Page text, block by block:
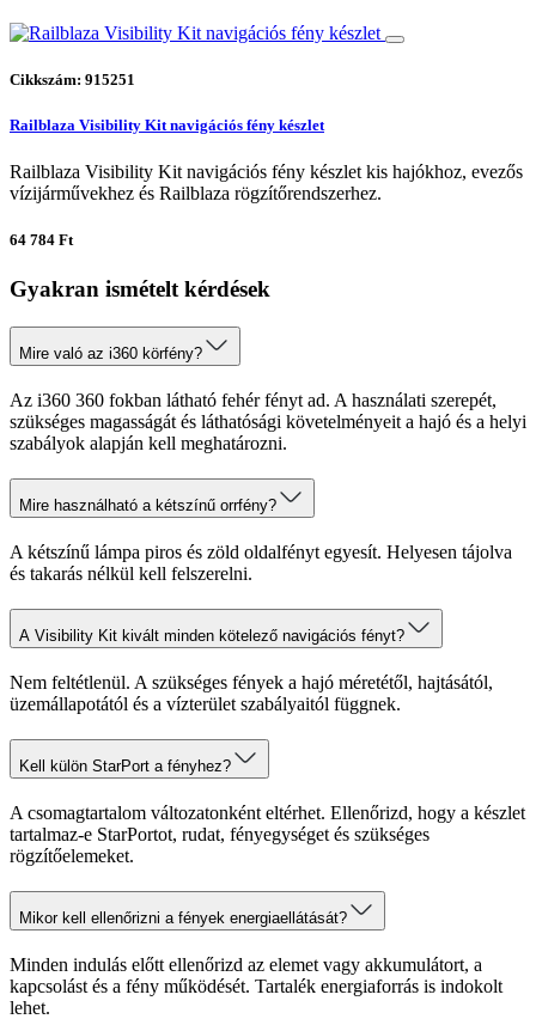
Cikkszám: 915251
Railblaza Visibility Kit navigációs fény készlet
Railblaza Visibility Kit navigációs fény készlet kis hajókhoz, evezős
vízijárművekhez és Railblaza rögzítőrendszerhez.
64 784 Ft
Gyakran ismételt kérdések
Mire való az i360 körfény?
Az i360 360 fokban látható fehér fényt ad. A használati szerepét,
szükséges magasságát és láthatósági követelményeit a hajó és a helyi
szabályok alapján kell meghatározni.
Mire használható a kétszínű orrfény?
A kétszínű lámpa piros és zöld oldalfényt egyesít. Helyesen tájolva
és takarás nélkül kell felszerelni.
A Visibility Kit kivált minden kötelező navigációs fényt?
Nem feltétlenül. A szükséges fények a hajó méretétől, hajtásától,
üzemállapotától és a vízterület szabályaitól függnek.
Kell külön StarPort a fényhez?
A csomagtartalom változatonként eltérhet. Ellenőrizd, hogy a készlet
tartalmaz-e StarPortot, rudat, fényegységet és szükséges
rögzítőelemeket.
Mikor kell ellenőrizni a fények energiaellátását?
Minden indulás előtt ellenőrizd az elemet vagy akkumulátort, a
kapcsolást és a fény működését. Tartalék energiaforrás is indokolt
lehet.